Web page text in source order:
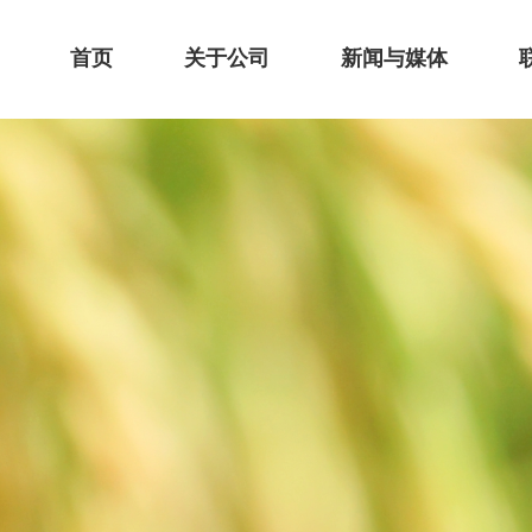
首页 关于公司 新闻与媒体